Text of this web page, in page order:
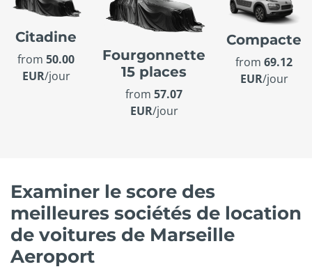
Citadine
from 50.00
EUR/jour
Fourgonnette
15 places
from 57.07
EUR/jour
Compacte
from 69.12
EUR/jour
Examiner le score des
meilleures sociétés de location
de voitures de Marseille
Aeroport